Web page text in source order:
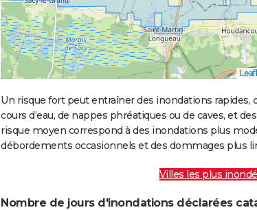
Un risque fort peut entraîner des inondations
cours d’eau, de nappes phréatiques ou de caves, et
risque moyen correspond à des inondations plus
débordements occasionnels et des dommages plus
Villes les plus
Nombre de jours d'inondations déclarées